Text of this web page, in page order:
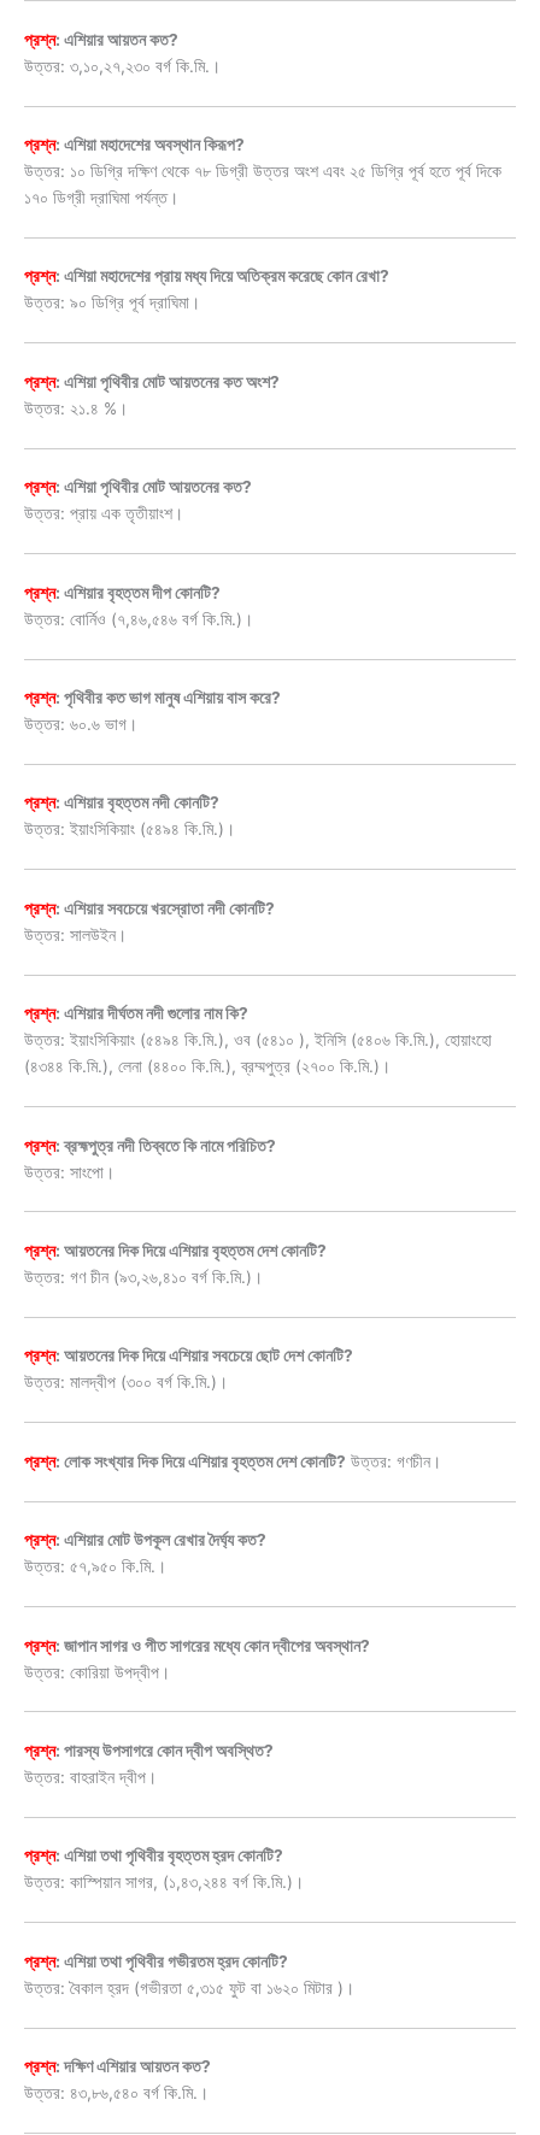
প্রশ্ন: এশিয়ার আয়তন কত?
উত্তর: ৩,১০,২৭,২৩০ বর্গ কি.মি.।
প্রশ্ন: এশিয়া মহাদেশের অবস্থান কিরূপ?
উত্তর: ১০ ডিগ্রি দক্ষিণ থেকে ৭৮ ডিগ্রী উত্তর অংশ এবং ২৫ ডিগ্রি পূর্ব হতে পূর্ব দিকে
১৭০ ডিগ্রী দ্রাঘিমা পর্যন্ত।
প্রশ্ন: এশিয়া মহাদেশের প্রায় মধ্য দিয়ে অতিক্রম করেছে কোন রেখা?
উত্তর: ৯০ ডিগ্রি পূর্ব দ্রাঘিমা।
প্রশ্ন: এশিয়া পৃথিবীর মোট আয়তনের কত অংশ?
উত্তর: ২১.৪ %।
প্রশ্ন: এশিয়া পৃথিবীর মোট আয়তনের কত?
উত্তর: প্রায় এক তৃতীয়াংশ।
প্রশ্ন: এশিয়ার বৃহত্তম দীপ কোনটি?
উত্তর: বোর্নিও (৭,৪৬,৫৪৬ বর্গ কি.মি.)।
প্রশ্ন: পৃথিবীর কত ভাগ মানুষ এশিয়ায় বাস করে?
উত্তর: ৬০.৬ ভাগ।
প্রশ্ন: এশিয়ার বৃহত্তম নদী কোনটি?
উত্তর: ইয়াংসিকিয়াং (৫৪৯৪ কি.মি.)।
প্রশ্ন: এশিয়ার সবচেয়ে খরস্রোতা নদী কোনটি?
উত্তর: সালউইন।
প্রশ্ন: এশিয়ার দীর্ঘতম নদী গুলোর নাম কি?
উত্তর: ইয়াংসিকিয়াং (৫৪৯৪ কি.মি.), ওব (৫৪১০ ), ইনিসি (৫৪০৬ কি.মি.), হোয়াংহো
(৪৩৪৪ কি.মি.), লেনা (৪৪০০ কি.মি.), ব্রম্মপুত্র (২৭০০ কি.মি.)।
প্রশ্ন: ব্রহ্মপুত্র নদী তিব্বতে কি নামে পরিচিত?
উত্তর: সাংপো।
প্রশ্ন: আয়তনের দিক দিয়ে এশিয়ার বৃহত্তম দেশ কোনটি?
উত্তর: গণ চীন (৯৩,২৬,৪১০ বর্গ কি.মি.)।
প্রশ্ন: আয়তনের দিক দিয়ে এশিয়ার সবচেয়ে ছোট দেশ কোনটি?
উত্তর: মালদ্বীপ (৩০০ বর্গ কি.মি.)।
প্রশ্ন: লোক সংখ্যার দিক দিয়ে এশিয়ার বৃহত্তম দেশ কোনটি? উত্তর: গণচীন।
প্রশ্ন: এশিয়ার মোট উপকূল রেখার দৈর্ঘ্য কত?
উত্তর: ৫৭,৯৫০ কি.মি.।
প্রশ্ন: জাপান সাগর ও পীত সাগরের মধ্যে কোন দ্বীপের অবস্থান?
উত্তর: কোরিয়া উপদ্বীপ।
প্রশ্ন: পারস্য উপসাগরে কোন দ্বীপ অবস্থিত?
উত্তর: বাহরাইন দ্বীপ।
প্রশ্ন: এশিয়া তথা পৃথিবীর বৃহত্তম হ্রদ কোনটি?
উত্তর: কাস্পিয়ান সাগর, (১,৪৩,২৪৪ বর্গ কি.মি.)।
প্রশ্ন: এশিয়া তথা পৃথিবীর গভীরতম হ্রদ কোনটি?
উত্তর: বৈকাল হ্রদ (গভীরতা ৫,৩১৫ ফুট বা ১৬২০ মিটার )।
প্রশ্ন: দক্ষিণ এশিয়ার আয়তন কত?
উত্তর: ৪৩,৮৬,৫৪০ বর্গ কি.মি.।